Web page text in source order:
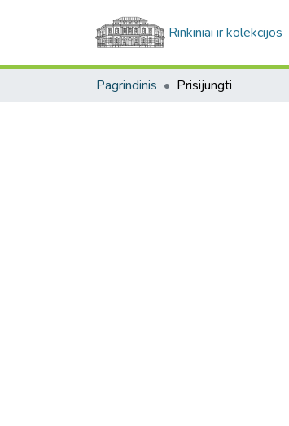
Rinkiniai ir kolekcijos
Pagrindinis Prisijungti